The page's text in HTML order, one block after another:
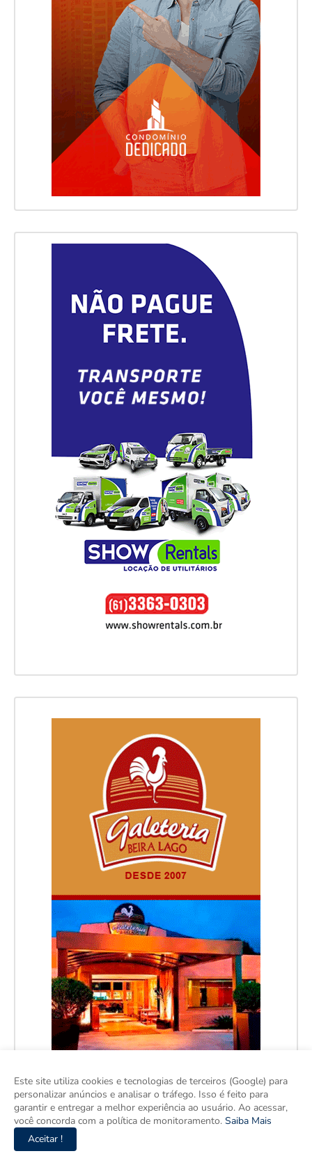
Este site utiliza cookies e tecnologias de terceiros (Google) para
personalizar anúncios e analisar o tráfego. Isso é feito para
garantir e entregar a melhor experiência ao usuário. Ao acessar,
você concorda com a política de monitoramento. Saiba Mais
Aceitar !